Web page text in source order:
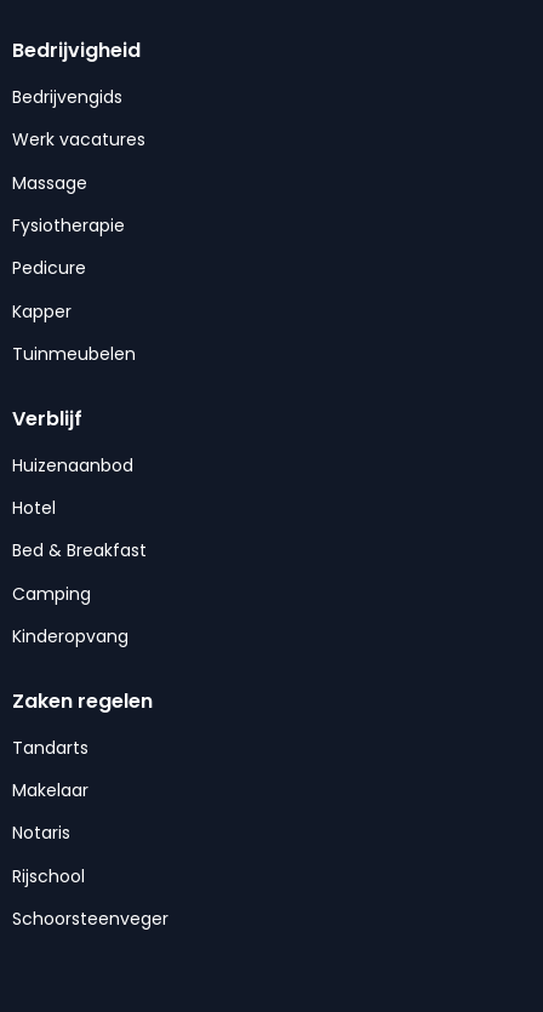
Bedrijvigheid
Bedrijvengids
Werk vacatures
Massage
Fysiotherapie
Pedicure
Kapper
Tuinmeubelen
Verblijf
Huizenaanbod
Hotel
Bed & Breakfast
Camping
Kinderopvang
Zaken regelen
Tandarts
Makelaar
Notaris
Rijschool
Schoorsteenveger